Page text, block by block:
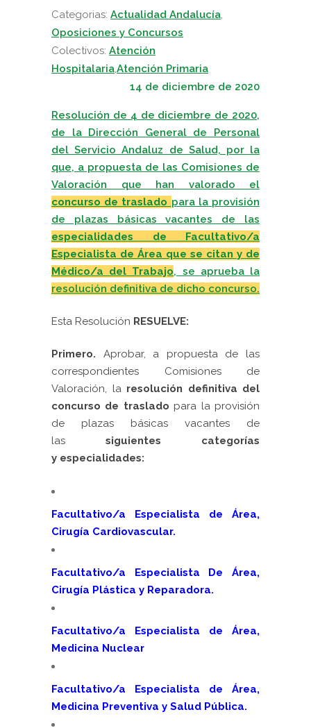
Categorias: Actualidad Andalucía,
Oposiciones y Concursos
Colectivos: Atención
Hospitalaria,Atención Primaria
14 de diciembre de 2020
Resolución de 4 de diciembre de 2020,
de la Dirección General de Personal
del Servicio Andaluz de Salud, por la
que, a propuesta de las Comisiones de
Valoración que han valorado el
concurso de traslado para la provisión
de plazas básicas vacantes de las
especialidades de Facultativo/a
Especialista de Área que se citan y de
Médico/a del Trabajo, se aprueba la
resolución definitiva de dicho concurso.
Esta Resolución RESUELVE:
Primero. Aprobar, a propuesta de las
correspondientes Comisiones de
Valoración, la resolución definitiva del
concurso de traslado para la provisión
de plazas básicas vacantes de
las siguientes categorías
y especialidades:
Facultativo/a Especialista de Área,
Cirugía Cardiovascular.
Facultativo/a Especialista De Área,
Cirugía Plástica y Reparadora.
Facultativo/a Especialista de Área,
Medicina Nuclear
Facultativo/a Especialista de Área,
Medicina Preventiva y Salud Pública.